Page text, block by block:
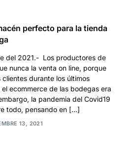
perfecto para la tienda
del 2021.- Los productores de
nunca la venta on line, porque
durante los últimos
ecommerce de las bodegas era
la pandemia del Covid19
todo, pensando en […]
13, 2021